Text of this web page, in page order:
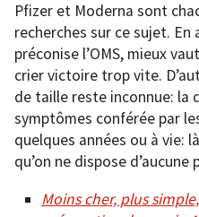
Pfizer et Moderna sont
recherches sur ce sujet.
préconise l’OMS, mieux
crier victoire trop vite.
de taille reste inconnue: la
symptômes conférée par
quelques années ou à vie:
qu’on ne dispose d’aucune
Moins cher, plus